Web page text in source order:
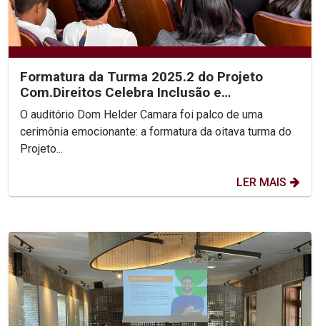
Formatura da Turma 2025.2 do Projeto
Com.Direitos Celebra Inclusão e
Transformação Social
O auditório Dom Helder Camara foi palco de uma
cerimônia emocionante: a formatura da oitava turma do
Projeto...
LER MAIS